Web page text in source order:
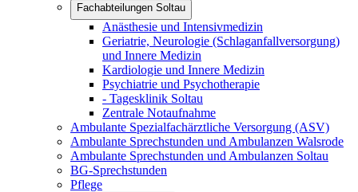
Fachabteilungen Soltau
Anästhesie und Intensivmedizin
Geriatrie, Neurologie (Schlaganfallversorgung)
und Innere Medizin
Kardiologie und Innere Medizin
Psychiatrie und Psychotherapie
- Tagesklinik Soltau
Zentrale Notaufnahme
Ambulante Spezialfachärztliche Versorgung (ASV)
Ambulante Sprechstunden und Ambulanzen Walsrode
Ambulante Sprechstunden und Ambulanzen Soltau
BG-Sprechstunden
Pflege